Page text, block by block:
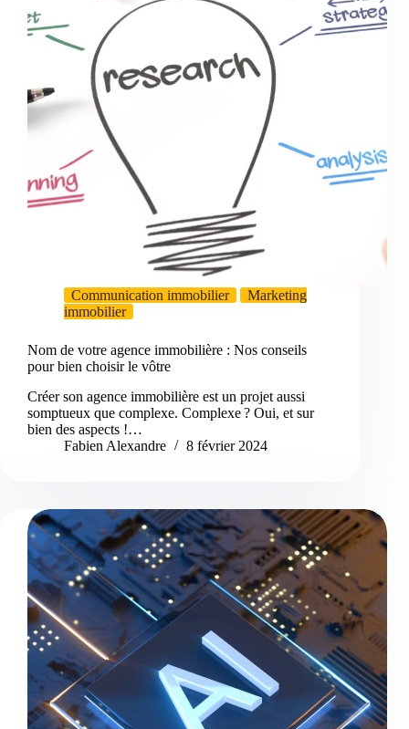
Communication immobilier
Marketing
immobilier
Nom de votre agence immobilière : Nos conseils
pour bien choisir le vôtre
Créer son agence immobilière est un projet aussi
somptueux que complexe. Complexe ? Oui, et sur
bien des aspects !…
Fabien Alexandre
8 février 2024